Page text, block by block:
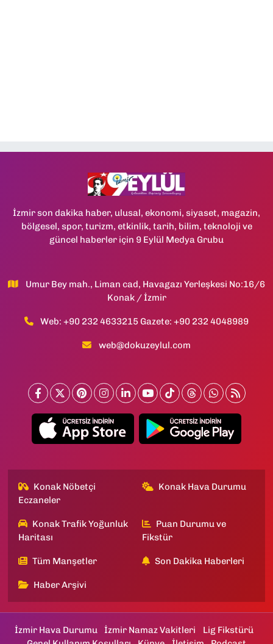
İzmir son dakika haber, ulusal, ekonomi, siyaset, magazin,
bölgesel, spor, turizm, etkinlik, tarih, bilim, teknoloji ve
güncel haberler için 9 Eylül Medya Grubu
Umur Bey mah., Liman cad, Havagazı Yerleşkesi No:16/6
Konak / İzmir
Web: +90 232 4633215 Gazete: +90 232 4048989
web@dokuzeylul.com
Konak Nöbetçi
Eczaneler
Konak Hava Durumu
Konak Trafik Yoğunluk
Haritası
Puan Durumu ve
Fikstür
Tüm Manşetler Son Dakika Haberleri
Haber Arşivi
İzmir Hava Durumu İzmir Namaz Vakitleri
Lig Fikstürü